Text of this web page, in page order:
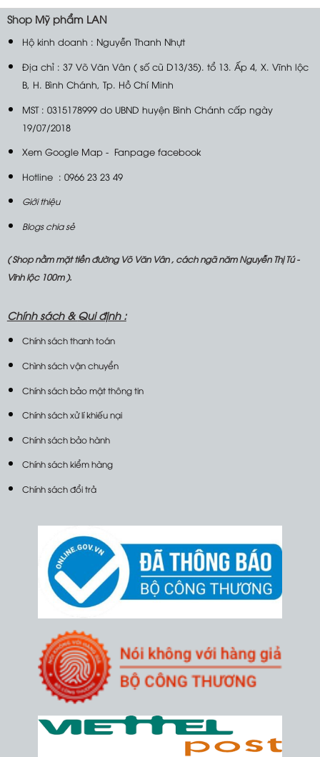
Shop Mỹ phẩm LAN
Hộ kinh doanh : Nguyễn Thanh Nhựt
Địa chỉ : 37 Võ Văn Vân ( số cũ D13/35). tổ 13. Ấp 4, X. Vĩnh lộc
B, H. Bình Chánh, Tp. Hồ Chí Minh
MST : 0315178999 do UBND huyện Bình Chánh cấp ngày
19/07/2018
Xem Google Map- Fanpage facebook
Hotline : 0966 23 23 49
Giới thiệu
Blogs chia sẻ
( Shop nằm mặt tiền đường Võ Văn Vân , cách ngã năm Nguyễn Thị Tú -
Vĩnh lộc 100m ).
Chính sách &Qui định :
Chính sách thanh toán
Chình sách vận chuyển
Chính sách bảo mật thông tin
Chính sách xử lí khiếu nại
Chính sách bảo hành
Chính sách kiểm hàng
Chính sách đổi trả